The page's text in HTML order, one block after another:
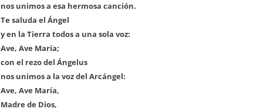
nos unimos a esa hermosa canción.
Te saluda el Ángel
y en la Tierra todos a una sola voz:
Ave, Ave María;
con el rezo del Ángelus
nos unimos a la voz del Arcángel:
Ave, Ave María,
Madre de Dios,